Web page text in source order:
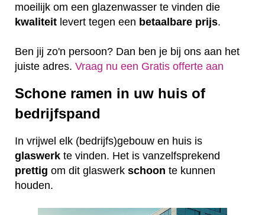
moeilijk om een glazenwasser te vinden die
kwaliteit levert tegen een betaalbare prijs.
Ben jij zo'n persoon? Dan ben je bij ons aan het
juiste adres. Vraag nu een Gratis offerte aan
Schone ramen in uw huis of
bedrijfspand
In vrijwel elk (bedrijfs)gebouw en huis is
glaswerk te vinden. Het is vanzelfsprekend
prettig om dit glaswerk schoon te kunnen
houden.